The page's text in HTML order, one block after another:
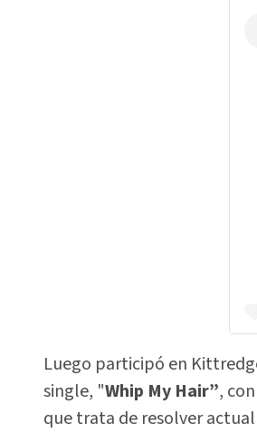
Luego participó en
single, "Whip My Hair”,
que trata de resolver